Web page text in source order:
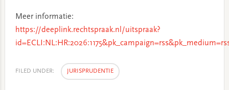
Meer informatie:
https://deeplink.rechtspraak.nl/uitspraak?
FILED UNDER: JURISPRUDENTIE